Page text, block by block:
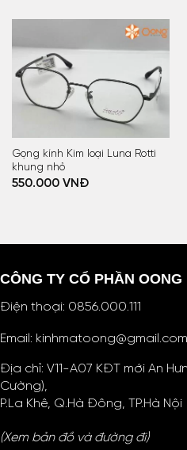
Gọng kính Kim loại Luna Rotti
khung nhỏ
550.000VNĐ
CÔNG TY CỔ PHẦN OONG
Điện thoại: 0856.000.111
Email: kinhmatoong@gmail.com
Địa chỉ: V11-A07 KĐT mới An
Cường),
P.La Khê, Q.Hà Đông, TP.Hà Nội
(Xem bản đồ và đường đi)